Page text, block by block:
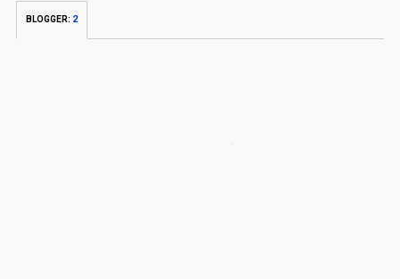
BLOGGER: 2